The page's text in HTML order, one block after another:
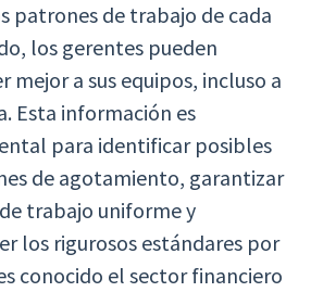
patrones de trabajo de cada
los gerentes pueden
mejor a sus equipos, incluso a
Esta información es
para identificar posibles
de agotamiento, garantizar
trabajo uniforme y
los rigurosos estándares por
conocido el sector financiero